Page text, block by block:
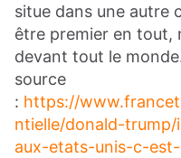
situe dans une autre
être premier en tout,
devant tout le
source
: https://
ntielle/donald-
aux-etats-unis-c-